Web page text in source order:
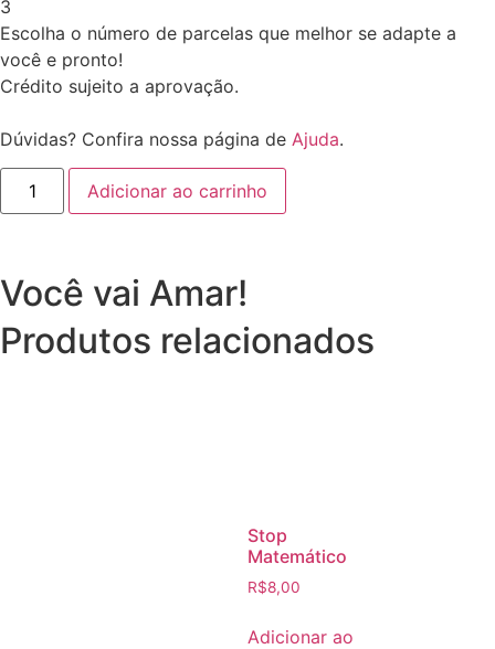
3
Escolha o número de parcelas que melhor se adapte a
você e pronto!
Crédito sujeito a aprovação.
Dúvidas? Confira nossa página de Ajuda.
Adicionar ao carrinho
Você vai Amar!
Produtos relacionados
Stop
Matemático
R$8,00
Adicionar ao